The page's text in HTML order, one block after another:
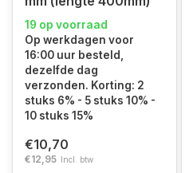
19 op voorraad
Op werkdagen voor
16:00 uur besteld,
dezelfde dag
verzonden. Korting: 2
stuks 6% - 5 stuks 10% -
10 stuks 15%
€10,70
€12,95 Incl. btw